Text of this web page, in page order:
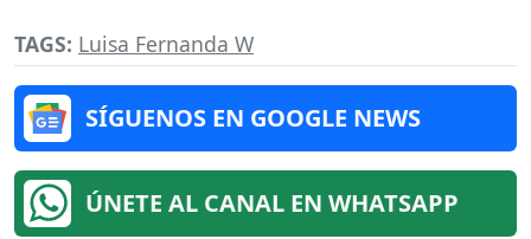
TAGS: Luisa Fernanda W
SÍGUENOS EN GOOGLE NEWS
ÚNETE AL CANAL EN WHATSAPP